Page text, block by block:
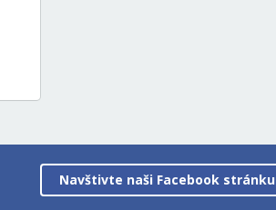
Navštivte naši Facebook stránku